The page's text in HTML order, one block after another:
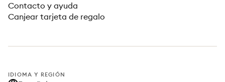
Contacto y ayuda
Canjear tarjeta de regalo
IDIOMA Y REGIÓN